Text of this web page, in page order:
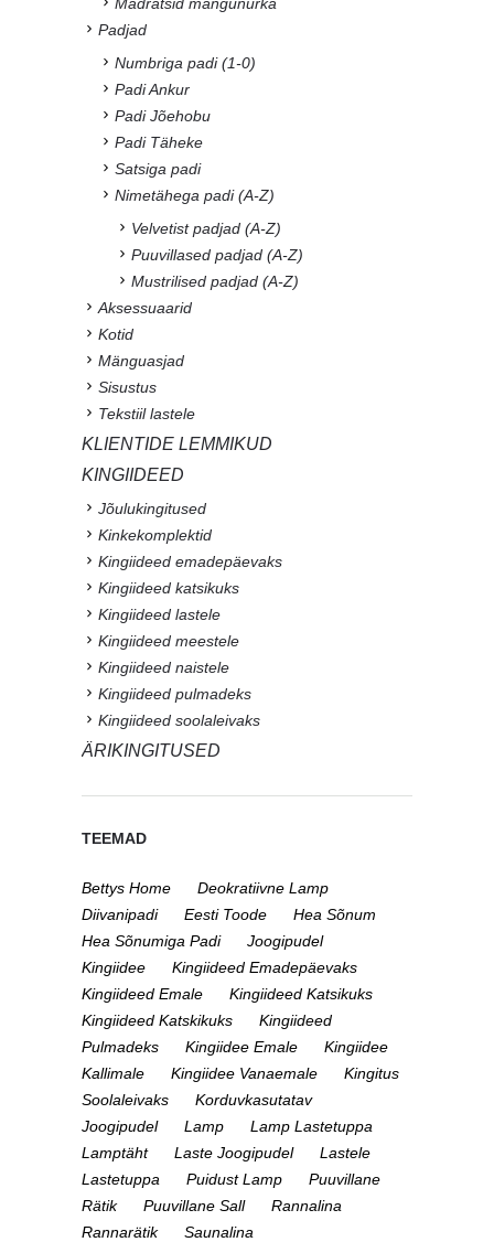
Padjad
Numbriga padi (1-0)
Padi Ankur
Padi Jõehobu
Padi Täheke
Satsiga padi
Nimetähega padi (A-Z)
Velvetist padjad (A-Z)
Puuvillased padjad (A-Z)
Mustrilised padjad (A-Z)
Aksessuaarid
Kotid
Mänguasjad
Sisustus
Tekstiil lastele
KLIENTIDE LEMMIKUD
KINGIIDEED
Jõulukingitused
Kinkekomplektid
Kingiideed emadepäevaks
Kingiideed katsikuks
Kingiideed lastele
Kingiideed meestele
Kingiideed naistele
Kingiideed pulmadeks
Kingiideed soolaleivaks
ÄRIKINGITUSED
TEEMAD
Bettys Home
Deokratiivne Lamp
Diivanipadi
Eesti Toode
Hea Sõnum
Hea Sõnumiga Padi
Joogipudel
Kingiidee
Kingiideed Emadepäevaks
Kingiideed Emale
Kingiideed Katsikuks
Kingiideed Katskikuks
Kingiideed
Pulmadeks
Kingiidee Emale
Kingiidee
Kallimale
Kingiidee Vanaemale
Kingitus
Soolaleivaks
Korduvkasutatav
Joogipudel
Lamp
Lamp Lastetuppa
Lamptäht
Laste Joogipudel
Lastele
Lastetuppa
Puidust Lamp
Puuvillane
Rätik
Puuvillane Sall
Rannalina
Rannarätik
Saunalina